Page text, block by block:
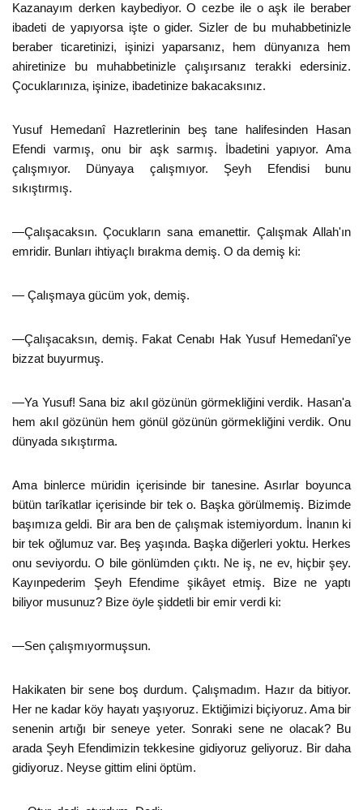
Kazanayım derken kaybediyor. O cezbe ile o aşk ile beraber
ibadeti de yapıyorsa işte o gider. Sizler de bu muhabbetinizle
beraber ticaretinizi, işinizi yaparsanız, hem dünyanıza hem
ahiretinize bu muhabbetinizle çalışırsanız terakki edersiniz.
Çocuklarınıza, işinize, ibadetinize bakacaksınız.
Yusuf Hemedanî Hazretlerinin beş tane halifesinden Hasan
Efendi varmış, onu bir aşk sarmış. İbadetini yapıyor. Ama
çalışmıyor. Dünyaya çalışmıyor. Şeyh Efendisi bunu
sıkıştırmış.
—Çalışacaksın. Çocukların sana emanettir. Çalışmak Allah'ın
emridir. Bunları ihtiyaçlı bırakma demiş. O da demiş ki:
— Çalışmaya gücüm yok, demiş.
—Çalışacaksın, demiş. Fakat Cenabı Hak Yusuf Hemedanî'ye
bizzat buyurmuş.
—Ya Yusuf! Sana biz akıl gözünün görmekliğini verdik. Hasan'a
hem akıl gözünün hem gönül gözünün görmekliğini verdik. Onu
dünyada sıkıştırma.
Ama binlerce müridin içerisinde bir tanesine. Asırlar boyunca
bütün tarîkatlar içerisinde bir tek o. Başka görülmemiş. Bizimde
başımıza geldi. Bir ara ben de çalışmak istemiyordum. İnanın ki
bir tek oğlumuz var. Beş yaşında. Başka diğerleri yoktu. Herkes
onu seviyordu. O bile gönlümden çıktı. Ne iş, ne ev, hiçbir şey.
Kayınpederim Şeyh Efendime şikâyet etmiş. Bize ne yaptı
biliyor musunuz? Bize öyle şiddetli bir emir verdi ki:
—Sen çalışmıyormuşsun.
Hakikaten bir sene boş durdum. Çalışmadım. Hazır da bitiyor.
Her ne kadar köy hayatı yaşıyoruz. Ektiğimizi biçiyoruz. Ama bir
senenin artığı bir seneye yeter. Sonraki sene ne olacak? Bu
arada Şeyh Efendimizin tekkesine gidiyoruz geliyoruz. Bir daha
gidiyoruz. Neyse gittim elini öptüm.